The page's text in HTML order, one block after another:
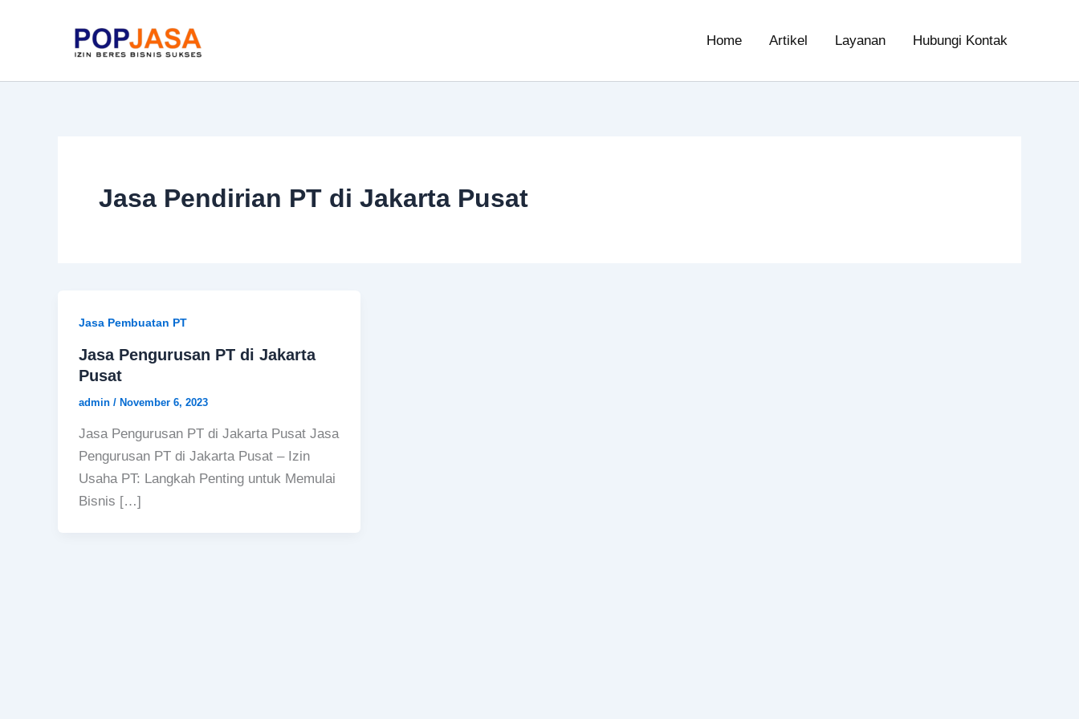
Home Artikel Layanan Hubungi Kontak
Jasa Pendirian PT di Jakarta Pusat
Jasa Pembuatan PT
Jasa Pengurusan PT di Jakarta
Pusat
admin / November 6, 2023
Jasa Pengurusan PT di Jakarta Pusat Jasa
Pengurusan PT di Jakarta Pusat – Izin
Usaha PT: Langkah Penting untuk Memulai
Bisnis […]